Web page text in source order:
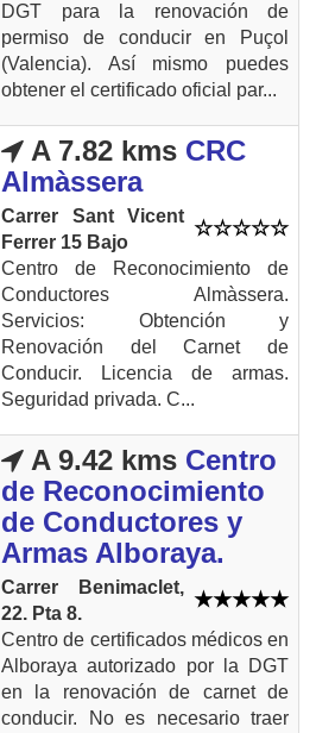
DGT para la renovación de
permiso de conducir en Puçol
(Valencia). Así mismo puedes
obtener el certificado oficial par...
A 7.82 kms CRC
Almàssera
Carrer Sant Vicent
Ferrer 15 Bajo
Centro de Reconocimiento de
Conductores Almàssera.
Servicios: Obtención y
Renovación del Carnet de
Conducir. Licencia de armas.
Seguridad privada. C...
A 9.42 kms Centro
de Reconocimiento
de Conductores y
Armas Alboraya.
Carrer Benimaclet,
22. Pta 8.
Centro de certificados médicos en
Alboraya autorizado por la DGT
en la renovación de carnet de
conducir. No es necesario traer